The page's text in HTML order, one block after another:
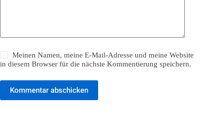
Meinen Namen, meine E-Mail-Adresse und meine Website
in diesem Browser für die nächste Kommentierung speichern.
Kommentar abschicken